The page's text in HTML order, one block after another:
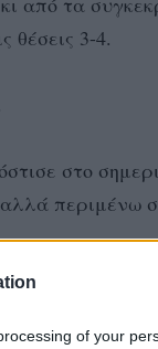
of your
θέσεις 3-4.
στο
αλλά περιμένω